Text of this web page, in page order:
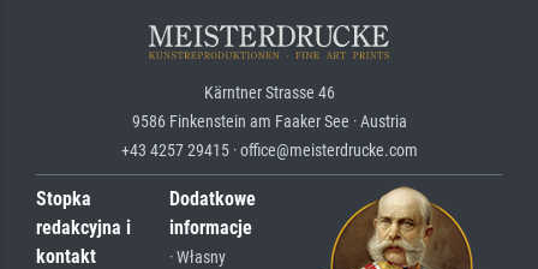
Kärntner Strasse 46
9586 Finkenstein am Faaker See · Austria
+43 4257 29415 · office@meisterdrucke.com
Stopka
redakcyjna i
kontakt
Dodatkowe
informacje
· Własny